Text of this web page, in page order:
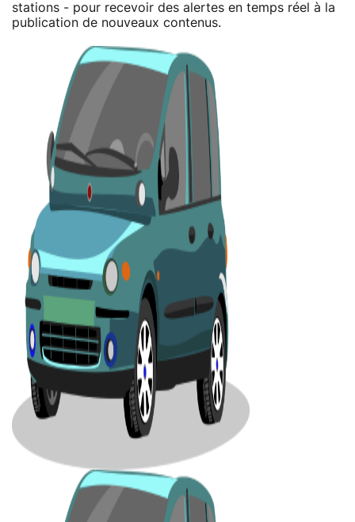
stations - pour recevoir des alertes en temps réel à la
publication de nouveaux contenus.